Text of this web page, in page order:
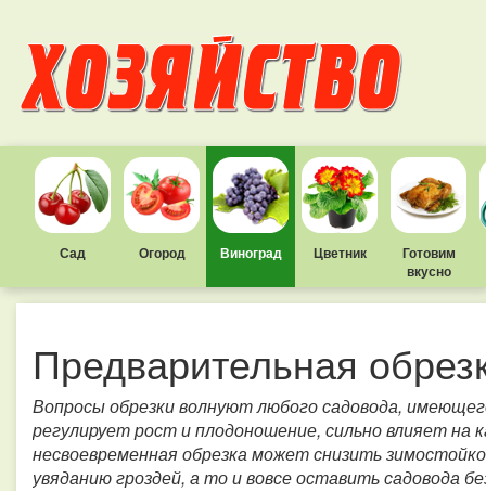
Сад Огород Виноград Цветник
Готовим
вкусно
Предварительная
Вопросы обрезки волнуют любого садовода,
регулирует рост и плодоношение, сильно влияет на
несвоевременная обрезка может снизить
увяданию гроздей, а то и вовсе оставить садовода